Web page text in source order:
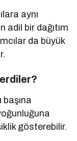
aynı
bir dağıtım
da büyük
başına
gösterebilir.